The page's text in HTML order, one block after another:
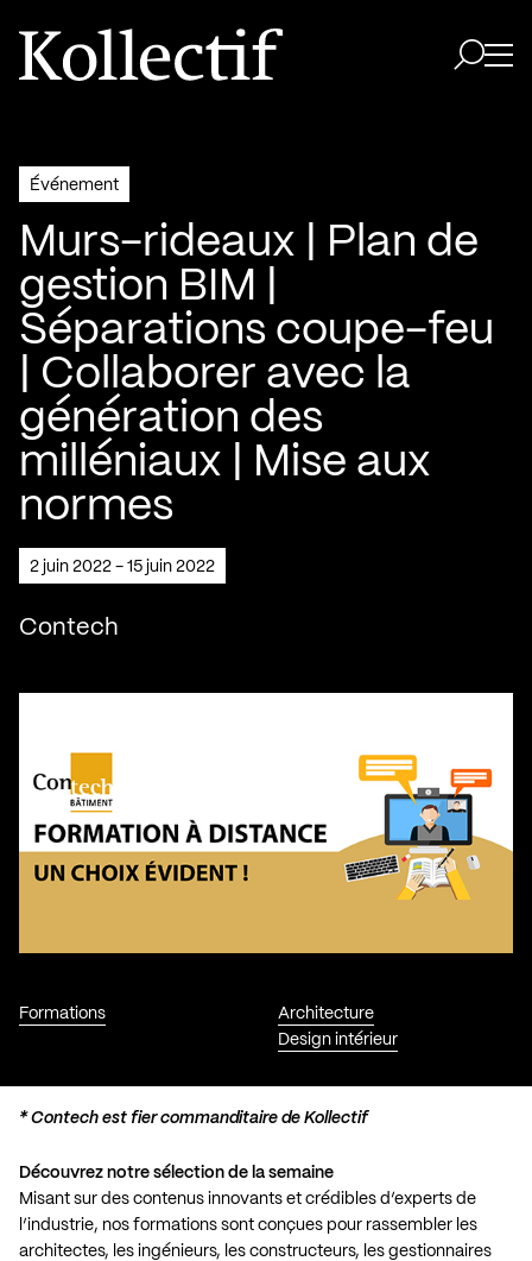
Aller à la page d'accueil
Logo Kollectif
Événement
Murs-rideaux | Plan de
gestion BIM |
Séparations coupe-feu
| Collaborer avec la
génération des
milléniaux | Mise aux
normes
2 juin 2022 - 15 juin 2022
Contech
Formations
Architecture
Design intérieur
*Contech est fier commanditaire de Kollectif
Découvrez notre sélection de la semaine
Misant sur des contenus innovants et crédibles d’experts de
l’industrie, nos formations sont conçues pour rassembler les
architectes, les ingénieurs, les constructeurs, les gestionnaires